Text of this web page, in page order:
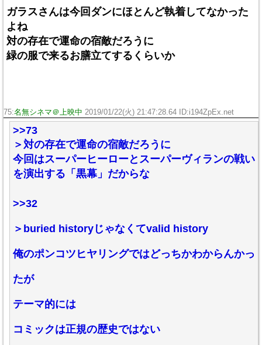
ガラスさんは今回ダンにほとんど執着してなかった
よね
対の存在で運命の宿敵だろうに
緑の服で来るお膳立てするくらいか
75:名無シネマ＠上映中 2019/01/22(火) 21:47:28.64 ID:i194ZpEx.net
>>73
＞対の存在で運命の宿敵だろうに
今回はスーパーヒーローとスーパーヴィランの戦い
を演出する「黒幕」だからな
>>32
＞buried historyじゃなくてvalid history
俺のポンコツヒヤリングではどっちかわからんかっ
たが
テーマ的には
コミックは正規の歴史ではない